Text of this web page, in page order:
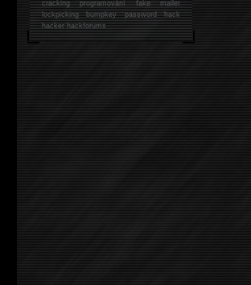
cracking programování fake mailer
lockpicking bumpkey password hack
hackerhackforums